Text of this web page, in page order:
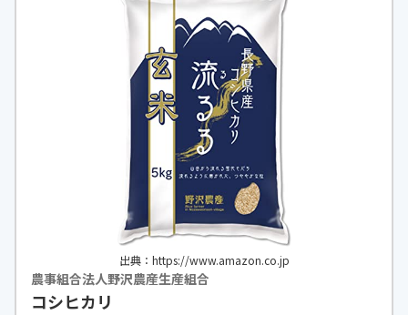
出典：https://www.amazon.co.jp
農事組合法人野沢農産生産組合
コシヒカリ